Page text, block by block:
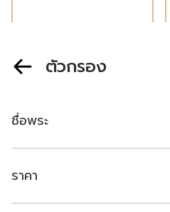
ยืนยันตัวตนแล้ว
ตัวกรอง
ชื่อพระ
ราคา